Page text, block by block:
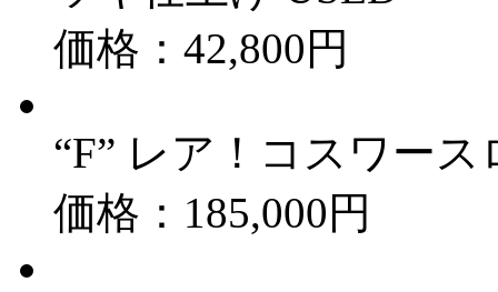
価格：42,800円
“F” レア！コスワー
価格：185,000円